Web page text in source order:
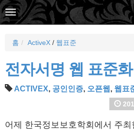
홈 ActiveX / 웹표준
전자서명 웹 표준
ACTIVEX, 공인인증, 오픈웹 , 웹표
어제 한국정보보호학회에서 주